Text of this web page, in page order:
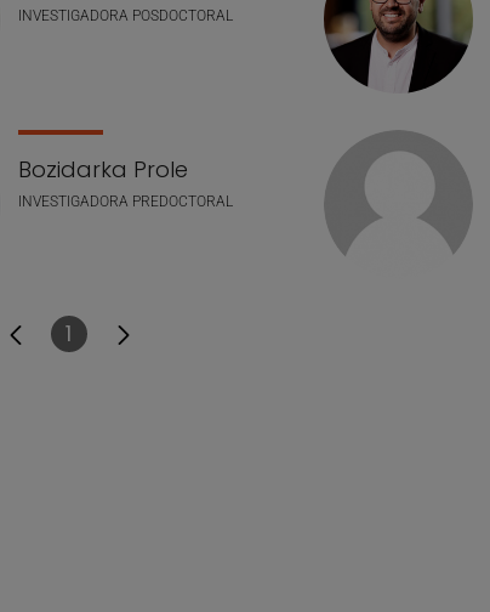
INVESTIGADORA POSDOCTORAL
Bozidarka Prole
INVESTIGADORA PREDOCTORAL
Página
1